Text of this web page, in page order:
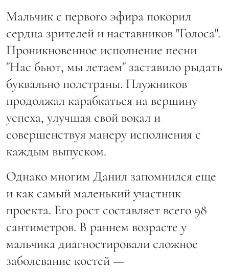
Мальчик с первого эфира покорил
сердца зрителей и наставников "Голоса".
Проникновенное исполнение песни
"Нас бьют, мы летаем" заставило рыдать
буквально полстраны. Плужников
продолжал карабкаться на вершину
успеха, улучшая свой вокал и
совершенствуя манеру исполнения с
каждым выпуском.
Однако многим Данил запомнился еще
и как самый маленький участник
проекта. Его рост составляет всего 98
сантиметров. В раннем возрасте у
мальчика диагностировали сложное
заболевание костей —